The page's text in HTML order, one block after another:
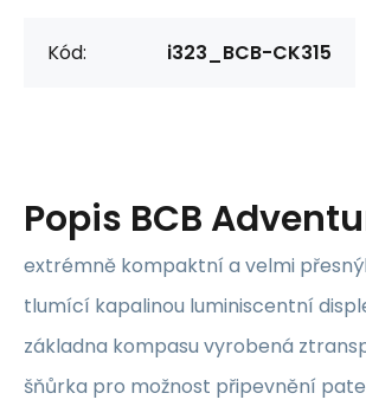
Kód: i323_BCB-CK315
Popis BCB
extrémně kompaktní a velmi
tlumící kapalinou luminiscentní
základna kompasu vyrobená
šňůrka pro možnost připevnění